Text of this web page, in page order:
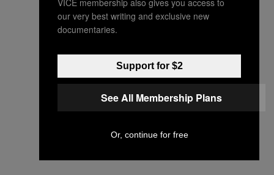
our very best writing and exclusive new
documentaries.
Support for $2
See All Membership Plans
Or, continue for free